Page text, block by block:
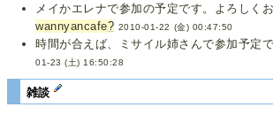
メイかエレナで参加の予定です。よろしく
wannyancafe? 2010-01-22 (金) 00:47:50
時間が合えば、ミサイル姉さんで参加予定
01-23 (土) 16:50:28
雑談